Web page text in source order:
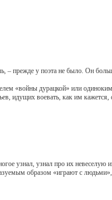
– прежде у поэта не было. Он
«войны дурацкой» или
идущих воевать, как им
узнал про их невеселую
образом «играют с